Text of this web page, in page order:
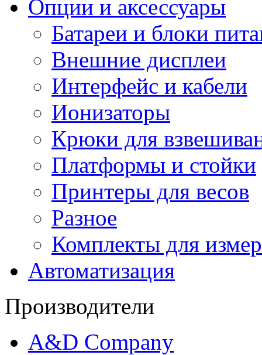
Опции и аксессуары
Батареи и блоки
Внешние дисплеи
Интерфейс и кабели
Ионизаторы
Крюки для
Платформы и стойки
Принтеры для весов
Разное
Комплекты для
Автоматизация
Производители
A&D Company